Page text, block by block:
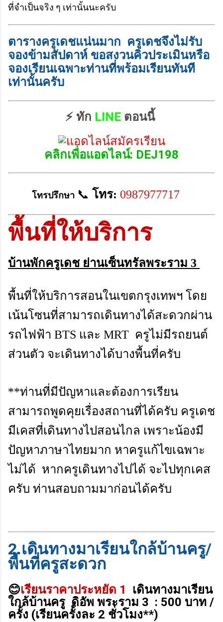
ที่จำเป็นจริง ๆ เท่านั้นนะครับ
ตารางครูเดชแน่นมาก ครูเดชจึงไม่รับ
จองข้ามสัปดาห์ ขอสงวนคิวประเมินหรือ
จองเรียนเฉพาะท่านที่พร้อมเรียนทันที
เท่านั้นครับ
⚡ ทัก LINE ตอนนี้
คลิกเพื่อแอดไลน์: DEJ198
โทรปรึกษา 📞 โทร: 0987977717
พื้นที่ให้บริการ
บ้านพักครูเดช ย่านเซ็นทรัลพระราม 3
พื้นที่ให้บริการสอนในเขตกรุงเทพฯ โดย
เน้นโซนที่สามารถเดินทางได้สะดวกผ่าน
รถไฟฟ้า BTS และ MRT ครูไม่มีรถยนต์
ส่วนตัว จะเดินทางได้บางพื้นที่ครับ
**ท่านที่มีปัญหาและต้องการเรียน
สามารถพูดคุยเรื่องสถานที่ได้ครับ ครูเดช
มีเคสที่เดินทางไปสอนไกล เพราะน้องมี
ปัญหาภาษาไทยมาก หาครูแก้ไขเฉพาะ
ไม่ได้ หากครูเดินทางไปได้ จะไปทุกเคส
ครับ ท่านสอบถามมาก่อนได้ครับ
2.เดินทางมาเรียนใกล้บ้านครู/
พื้นที่ครูสะดวก
😊เรียนราคาประหยัด 1
เดินทางมาเรียน
ใกล้บ้านครู ดิอัพ พระราม 3 : 500 บาท /
ครั้ง (เรียนครั้งละ 2 ชั่วโมง**)